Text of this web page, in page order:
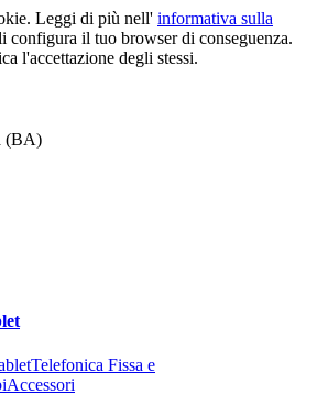
Leggi di più nell' informativa sulla
configura il tuo browser di conseguenza.
l'accettazione degli stessi.
(BA)
Telefonica Fissa e
Accessori